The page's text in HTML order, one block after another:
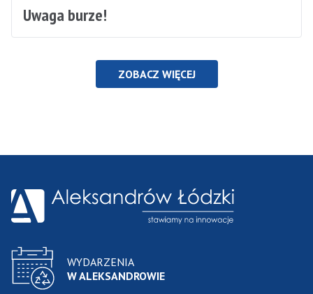
Uwaga burze!
ZOBACZ WIĘCEJ
WYDARZENIA
W ALEKSANDROWIE